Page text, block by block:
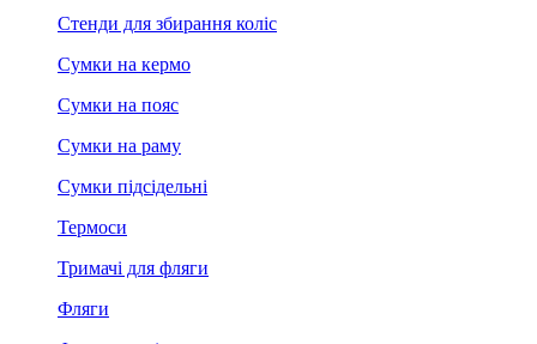
Стенди для збирання коліс
Сумки на кермо
Сумки на пояс
Сумки на раму
Сумки підсідельні
Термоси
Тримачі для фляги
Фляги